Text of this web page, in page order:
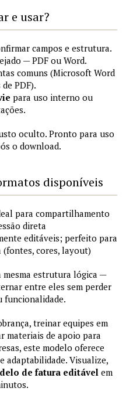
e usar?
campos e estrutura.
— PDF ou Word.
comuns (Microsoft Word
PDF).
para uso interno ou
oculto. Pronto para uso
o download.
disponíveis
para compartilhamento
direta
editáveis; perfeito para
(fontes, cores, layout)
mesma estrutura lógica —
entre eles sem perder
funcionalidade.
treinar equipes em
materiais de apoio para
este modelo oferece
adaptabilidade. Visualize,
de fatura editávelem